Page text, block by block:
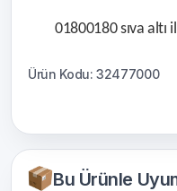
Bu Ürünle
01800180 sıva
Ürün Kodu: 32477000